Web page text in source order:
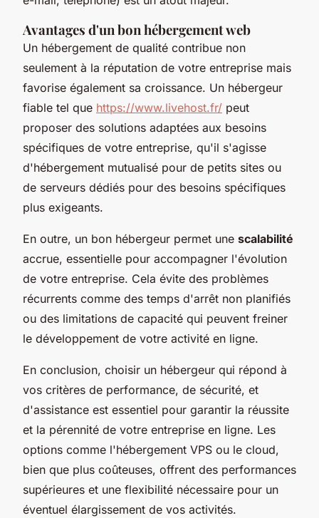
Avantages d'un bon hébergement web
Un hébergement de qualité contribue non
seulement à la réputation de votre entreprise mais
favorise également sa croissance. Un hébergeur
fiable tel que https://www.livehost.fr/ peut
proposer des solutions adaptées aux besoins
spécifiques de votre entreprise, qu'il s'agisse
d'hébergement mutualisé pour de petits sites ou
de serveurs dédiés pour des besoins spécifiques
plus exigeants.
En outre, un bon hébergeur permet une scalabilité
accrue, essentielle pour accompagner l'évolution
de votre entreprise. Cela évite des problèmes
récurrents comme des temps d'arrêt non planifiés
ou des limitations de capacité qui peuvent freiner
le développement de votre activité en ligne.
En conclusion, choisir un hébergeur qui répond à
vos critères de performance, de sécurité, et
d'assistance est essentiel pour garantir la réussite
et la pérennité de votre entreprise en ligne. Les
options comme l'hébergement VPS ou le cloud,
bien que plus coûteuses, offrent des performances
supérieures et une flexibilité nécessaire pour un
éventuel élargissement de vos activités.